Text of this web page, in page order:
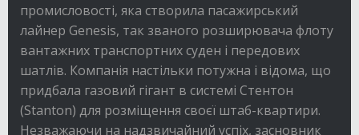
промисловості, яка створила пасажирський
лайнер Genesis, так званого розширювача флоту
вантажних транспортних суден і передових
шатлів. Компанія настільки потужна і відома, що
придбала газовий гігант в системі Стентон
(Stanton) для розміщення своєї штаб-квартири.
Незважаючи на надзвичайний успіх, засновник